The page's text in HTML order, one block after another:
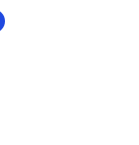
※写真はご家族の許可を得て掲